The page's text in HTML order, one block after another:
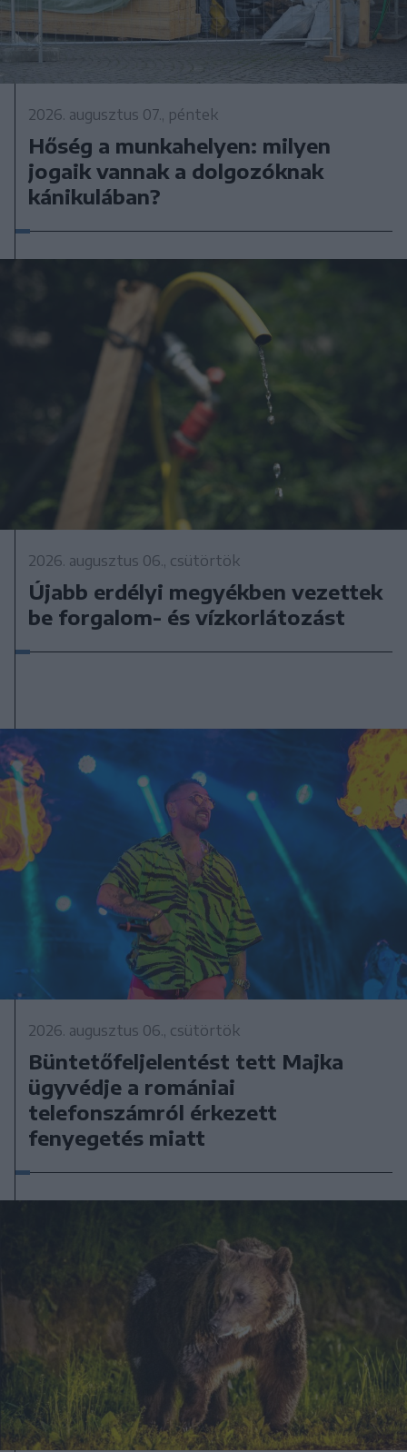
2026. augusztus 07., péntek
Hőség a munkahelyen: milyen
jogaik vannak a dolgozóknak
kánikulában?
2026. augusztus 06., csütörtök
Újabb erdélyi megyékben vezettek
be forgalom- és vízkorlátozást
2026. augusztus 06., csütörtök
Büntetőfeljelentést tett Majka
ügyvédje a romániai
telefonszámról érkezett
fenyegetés miatt